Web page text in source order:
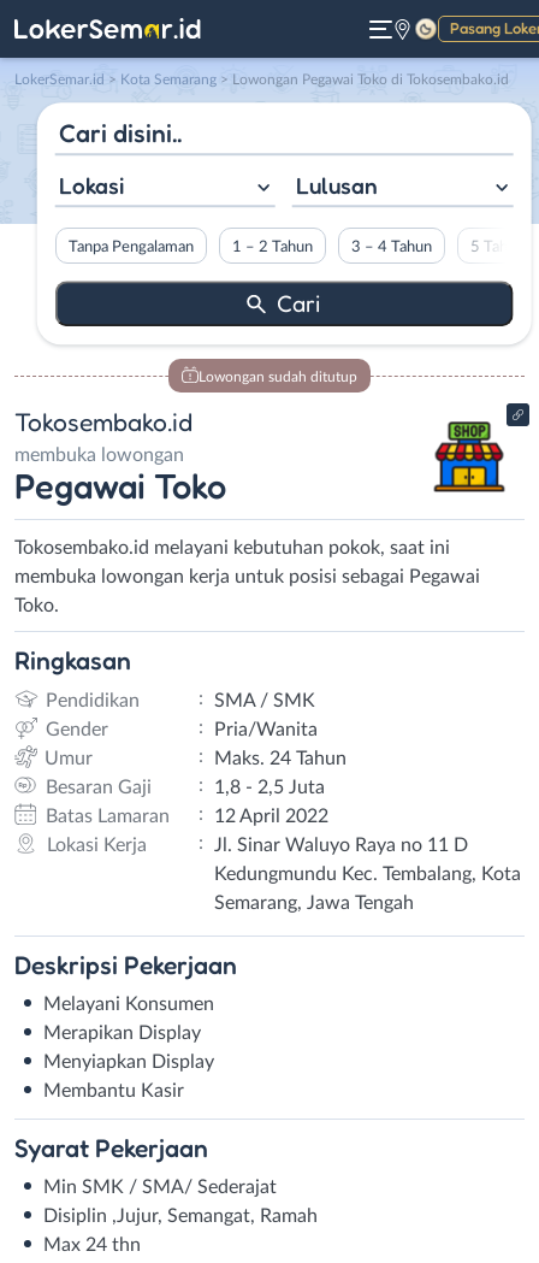
Pasang
Gelap
LokerSemar.id > Kota Semarang > Lowongan Pegawai Toko di Tokosembako.id
Lokasi Lulusan
Tanpa Pengalaman 1 – 2 Tahun 3 – 4 Tahun 5 Tahun
Lowongan sudah ditutup
Tokosembako.id
membuka lowongan
Pegawai Toko
Tokosembako.id melayani kebutuhan pokok, saat ini
membuka lowongan kerja untuk posisi sebagai Pegawai
Toko.
Ringkasan
Pendidikan :
SMA / SMK
Gender
:
Pria/Wanita
Umur
:
Maks. 24 Tahun
Besaran Gaji
:
1,8 - 2,5 Juta
Batas Lamaran
:
12 April 2022
Lokasi Kerja
:
Jl. Sinar Waluyo Raya no 11 D
Kedungmundu Kec. Tembalang, Kota
Semarang, Jawa Tengah
Deskripsi Pekerjaan
Melayani Konsumen
Merapikan Display
Menyiapkan Display
Membantu Kasir
Syarat Pekerjaan
Min SMK / SMA/ Sederajat
Disiplin ,Jujur, Semangat, Ramah
Max 24 thn